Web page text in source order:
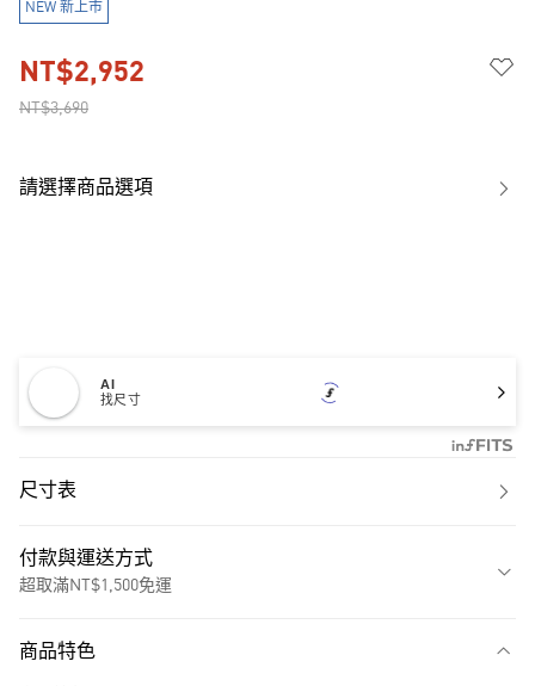
NEW 新上市
NT$3,690
NT$2,952
請選擇商品選項
AI
找尺寸
尺寸表
付款與運送方式
超取滿NT$1,500免運
商品特色